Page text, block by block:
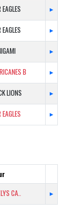
▸
▸
▸
B ▸
LIONS ▸
▸
GRIZZLYS CATALANS B ▸